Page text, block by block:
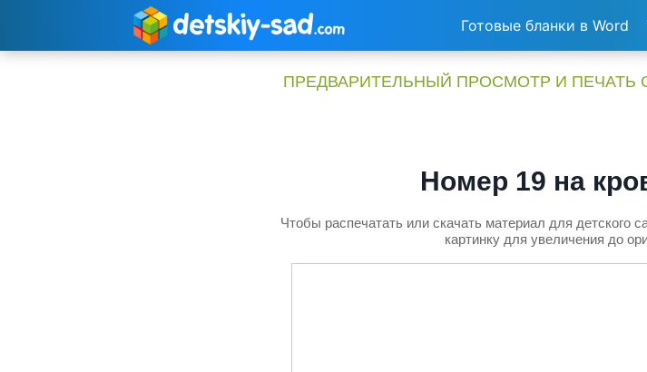
Готовые бланки в Word
ПРЕДВАРИТЕЛЬНЫЙ ПРОСМОТР И ПЕЧАТЬ
Номер 19 на
Чтобы распечатать или скачать материал для
картинку для увеличения до